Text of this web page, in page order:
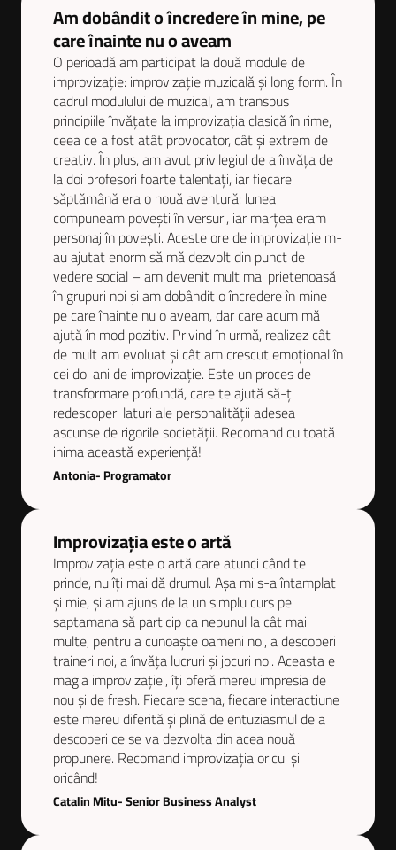
Am dobândit o încredere în mine, pe
care înainte nu o aveam
O perioadă am participat la două module de
improvizație: improvizație muzicală și long form. În
cadrul modulului de muzical, am transpus
principiile învățate la improvizația clasică în rime,
ceea ce a fost atât provocator, cât și extrem de
creativ. În plus, am avut privilegiul de a învăța de
la doi profesori foarte talentați, iar fiecare
săptămână era o nouă aventură: lunea
compuneam povești în versuri, iar marțea eram
personaj în povești. Aceste ore de improvizație m-
au ajutat enorm să mă dezvolt din punct de
vedere social – am devenit mult mai prietenoasă
în grupuri noi și am dobândit o încredere în mine
pe care înainte nu o aveam, dar care acum mă
ajută în mod pozitiv. Privind în urmă, realizez cât
de mult am evoluat și cât am crescut emoțional în
cei doi ani de improvizație. Este un proces de
transformare profundă, care te ajută să-ți
redescoperi laturi ale personalității adesea
ascunse de rigorile societății. Recomand cu toată
inima această experiență!
Antonia- Programator
Improvizația este o artă
Improvizația este o artă care atunci când te
prinde, nu îți mai dă drumul. Așa mi s-a întamplat
și mie, și am ajuns de la un simplu curs pe
saptamana să particip ca nebunul la cât mai
multe, pentru a cunoaște oameni noi, a descoperi
traineri noi, a învăța lucruri și jocuri noi. Aceasta e
magia improvizației, îți oferă mereu impresia de
nou și de fresh. Fiecare scena, fiecare interactiune
este mereu diferită și plină de entuziasmul de a
descoperi ce se va dezvolta din acea nouă
propunere. Recomand improvizația oricui și
oricând!
Catalin Mitu- Senior Business Analyst